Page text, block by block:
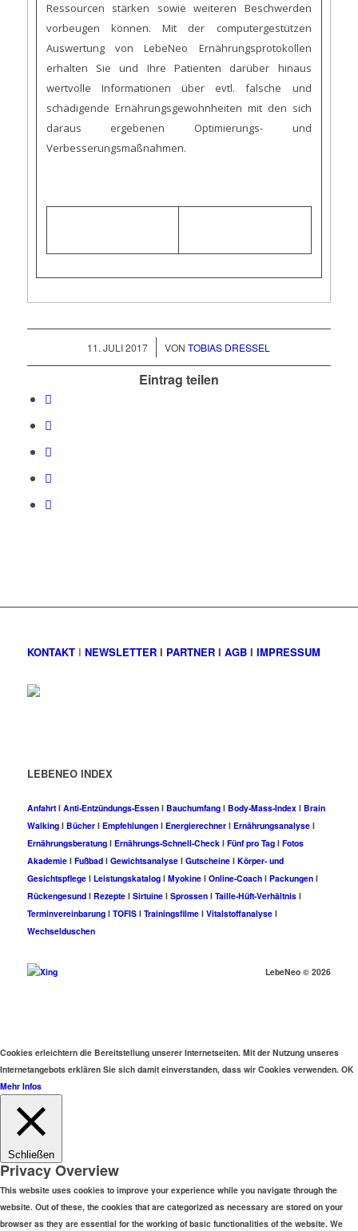
Ressourcen stärken sowie weiteren Beschwerden
vorbeugen können. Mit der computergestützen
Auswertung von LebeNeo Ernährungsprotokollen
erhalten Sie und Ihre Patienten darüber hinaus
wertvolle Informationen über evtl. falsche und
schädigende Ernährungsgewohnheiten mit den sich
daraus ergebenen Optimierungs- und
Verbesserungsmaßnahmen.
11. JULI 2017
/ VONTOBIAS DRESSEL
Eintrag teilen
KONTAKTI NEWSLETTERI PARTNERI AGBI IMPRESSUM
LEBENEO INDEX
AnfahrtI Anti-Entzündungs-EssenI BauchumfangI Body-Mass-IndexI Brain
WalkingI BücherI EmpfehlungenI EnergierechnerI ErnährungsanalyseI
ErnährungsberatungI Ernährungs-Schnell-CheckI Fünf pro TagI Fotos
AkademieI FußbadI GewichtsanalyseI GutscheineI Körper- und
GesichtspflegeI LeistungskatalogI MyokineI Online-CoachI PackungenI
RückengesundI RezepteI SirtuineI SprossenI Taille-Hüft-VerhältnisI
TerminvereinbarungI TOFISI TrainingsfilmeI VitalstoffanalyseI
Wechselduschen
LebeNeo ©2026
Cookies erleichtern die Bereitstellung unserer Internetseiten. Mit der Nutzung unseres
Internetangebots erklären Sie sich damit einverstanden, dass wir Cookies verwenden. OK
Mehr Infos
Schließen
Privacy Overview
This website uses cookies to improve your experience while you navigate through the
website. Out of these, the cookies that are categorized as necessary are stored on your
browser as they are essential for the working of basic functionalities of the website. We